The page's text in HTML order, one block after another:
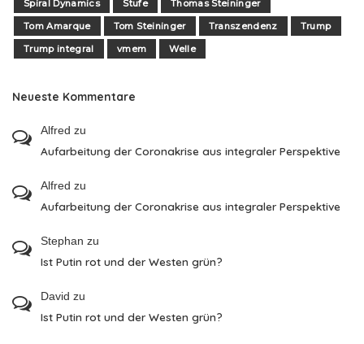
Spiral Dynamics
Stufe
Thomas Steininger
Tom Amarque
Tom Steininger Transzendenz
Trump
Trump integral
vmem Welle
Neueste Kommentare
Alfred zu
Aufarbeitung der Coronakrise aus integraler Perspektive
Alfred zu
Aufarbeitung der Coronakrise aus integraler Perspektive
Stephan zu
Ist Putin rot und der Westen grün?
David zu
Ist Putin rot und der Westen grün?